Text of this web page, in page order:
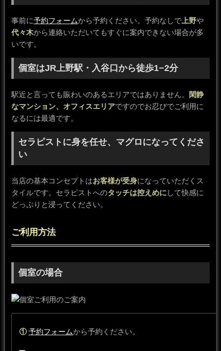
事前に予約フォームから予約ください。予約なしで上野や
代々木から連絡いただいてもすぐに案内できない場合が多
いです。
個室はJR上野駅・入谷口から徒歩1−2分
駅近と言っても賑わいのあるエリアではありません。
閑静
なマンション、オフィスエリアですのでお忍びでご利用に
なるには最適です。
セラピストに身を任せ、マグロになってくださ
い
当店の基本コンセプトはお客様が受身になっていただくス
タイルです。セラピストへのタッチは控えめに して快感に
どっぷりと浸ってください。
ご利用方法
個室の場合
① 予約フォームから予約ください。